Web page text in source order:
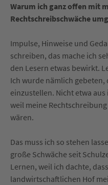
Warum ich ganz offen mit
Rechtschreibschwäche
Impulse, Hinweise und
schreiben, das mache ich
den Lesern etwas bewirkt.
Ich wurde nämlich gebeten,
einzustellen. Nicht etwa
weil meine
wären.
Das muss ich so stehen
große Schwäche seit
Lernen, weil ich dachte,
landwirtschaftlichen Hof